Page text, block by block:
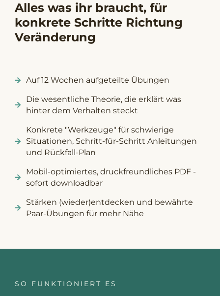
Alles was ihr braucht, für
konkrete Schritte Richtung
Veränderung
Auf 12 Wochen aufgeteilte Übungen
Die wesentliche Theorie, die erklärt was
hinter dem Verhalten steckt
Konkrete "Werkzeuge" für schwierige
Situationen, Schritt-für-Schritt Anleitungen
und Rückfall-Plan
Mobil-optimiertes, druckfreundliches PDF -
sofort downloadbar
Stärken (wieder)entdecken und bewährte
Paar-Übungen für mehr Nähe
SO FUNKTIONIERT ES